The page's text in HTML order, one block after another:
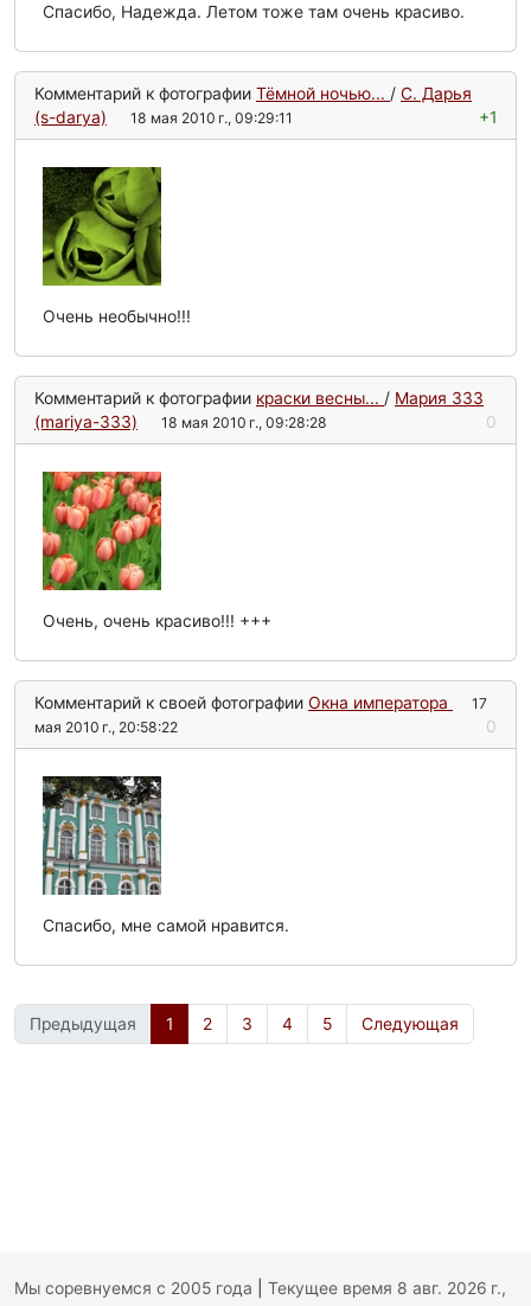
Спасибо, Надежда. Летом тоже там очень красиво.
Комментарий к фотографии Тёмной ночью... / С. Дарья
(s-darya)
18 мая 2010 г., 09:29:11 +1
Очень необычно!!!
Комментарий к фотографии краски весны... / Мария 333
(mariya-333)
18 мая 2010 г., 09:28:28 0
Очень, очень красиво!!! +++
Комментарий к своей фотографии Окна императора
17
мая 2010 г., 20:58:22
0
Спасибо, мне самой нравится.
Предыдущая 1 2 3 4 5 Следующая
Мы соревнуемся с 2005 года Текущее время 8 авг. 2026 г.,